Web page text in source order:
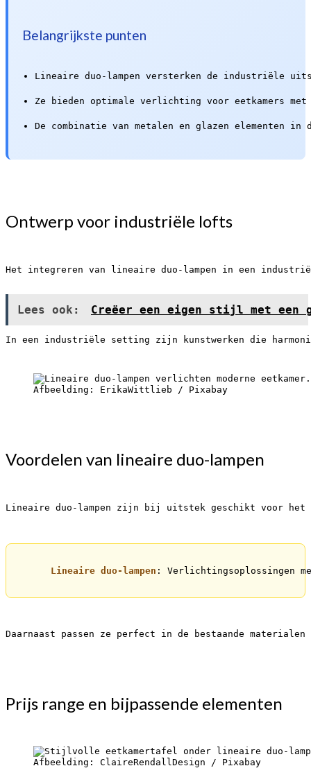
Belangrijkste punten
Lineaire duo-lampen versterken de industriële
Ze bieden optimale verlichting voor eetkamers
De combinatie van metalen en glazen elementen
Ontwerp voor industriële lofts
Het integreren van lineaire duo-lampen in een
Lees ook: Creëer een eigen stijl met een
In een industriële setting zijn kunstwerken die
Afbeelding: ErikaWittlieb / Pixabay
Voordelen van lineaire duo-lampen
Lineaire duo-lampen zijn bij uitstek geschikt voor
Lineaire duo-lampen : Verlichtingsoplossingen
Daarnaast passen ze perfect in de bestaande
Prijs range en bijpassende elementen
Afbeelding: ClaireRendallDesign / Pixabay